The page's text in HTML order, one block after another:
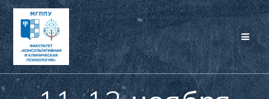
Перейти
к
контенту